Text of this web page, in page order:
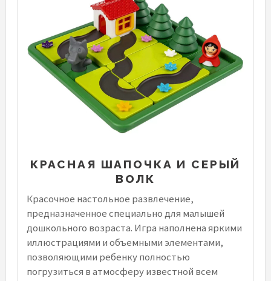
КРАСНАЯ ШАПОЧКА И СЕРЫЙ
ВОЛК
Красочное настольное развлечение,
предназначенное специально для малышей
дошкольного возраста. Игра наполнена яркими
иллюстрациями и объемными элементами,
позволяющими ребенку полностью
погрузиться в атмосферу известной всем